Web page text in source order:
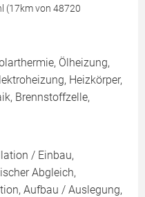
(17km von 48720
Ölheizung,
Heizkörper,
Brennstoffzelle,
/ Einbau,
Abgleich,
Aufbau / Auslegung,